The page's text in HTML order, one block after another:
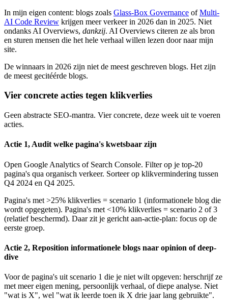
In mijn eigen content: blogs zoals Glass-Box Governance ofMulti-
AI Code Review krijgen meer verkeer in 2026 dan in 2025. Niet
ondanks AI Overviews, dankzij. AI Overviews citeren ze als bron
en sturen mensen die het hele verhaal willen lezen door naar mijn
site.
De winnaars in 2026 zijn niet de meest geschreven blogs. Het zijn
de meest gecitéérde blogs.
Vier concrete acties tegen klikverlies
Geen abstracte SEO-mantra. Vier concrete, deze week uit te voeren
acties.
Actie 1, Audit welke pagina's kwetsbaar zijn
Open Google Analytics of Search Console. Filter op je top-20
pagina's qua organisch verkeer. Sorteer op klikvermindering tussen
Q4 2024 en Q4 2025.
Pagina's met >25% klikverlies = scenario 1 (informationele blog die
wordt opgegeten). Pagina's met <10% klikverlies = scenario 2 of 3
(relatief beschermd). Daar zit je gericht aan-actie-plan: focus op de
eerste groep.
Actie 2, Reposition informationele blogs naar opinion of deep-
dive
Voor de pagina's uit scenario 1 die je niet wilt opgeven: herschrijf ze
met meer eigen mening, persoonlijk verhaal, of diepe analyse. Niet
"wat is X", wel "wat ik leerde toen ik X drie jaar lang gebruikte".